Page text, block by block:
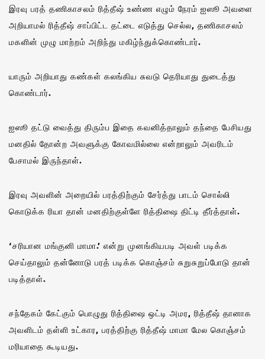
இரவு பரத் தணிகாசலம் ரித்தீஷ் உண்ண எழும் நேரம் ஐஸூ அவளை
அறியாமல் ரித்தீஷ் சாப்பிட்ட தட்டை எடுத்து செல்ல, தணிகாசலம்
மகளின் முழு மாற்றம் அறிந்து மகிழ்ந்துக்கொண்டார்.
யாரும் அறியாது கண்கள் கலங்கிய சுவடு தெரியாது துடைத்து
கொண்டார்.
ஐஸூ தட்டு வைத்து திரும்ப இதை கவனித்தாலும் தந்தை பேசியது
மனதில் தோன்ற அவளுக்கு கோவமில்லை என்றாலும் அவரிடம்
பேசாமல் இருந்தாள்.
இரவு அவளின் அறையில் பரத்திற்கும் சேர்த்து பாடம் சொல்லி
கொடுக்க ரியா தான் மனதிற்குள்ளே ரித்திஷை திட்டி தீர்த்தாள்.
‘சரியான மங்குனி மாமா.’ என்று முனங்கியபடி அவள் படிக்க
செய்தாலும் தன்னோடு பரத் படிக்க கொஞ்சம் சுறுசுறுப்போடு தான்
படித்தாள்.
சந்தேகம் கேட்கும் பொழுது ரித்திஷை ஒட்டி அமர, ரித்தீஷ் தானாக
அவளிடம் தள்ளி உட்கார, பரத்திற்கு ரித்தீஷ் மாமா மேல கொஞ்சம்
மரியாதை கூடியது.